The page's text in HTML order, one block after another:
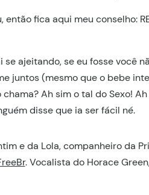
fica aqui meu conselho:
ajeitando, se eu fosse você
juntos (mesmo que o bebe
Ah sim o tal do Sexo!
disse que ia ser fácil né.
e da Lola, companheiro da
. Vocalista do Horace